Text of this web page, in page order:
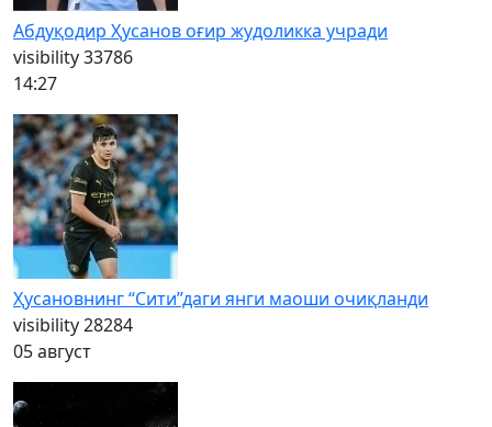
Абдуқодир Ҳусанов оғир жудоликка учради
visibility33786
14:27
Ҳусановнинг “Сити”даги янги маоши очиқланди
visibility28284
05 август